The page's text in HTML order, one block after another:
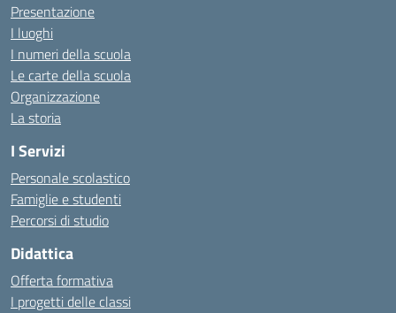
Presentazione
I luoghi
I numeri della scuola
Le carte della scuola
Organizzazione
La storia
I Servizi
Personale scolastico
Famiglie e studenti
Percorsi di studio
Didattica
Offerta formativa
I progetti delle classi